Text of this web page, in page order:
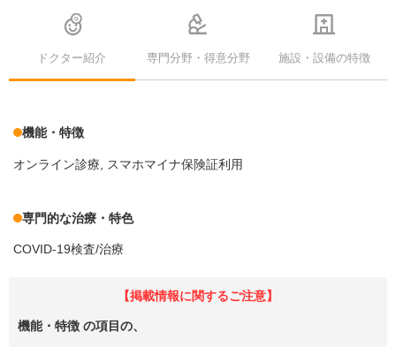
ドクター紹介 専門分野・得意分野 施設・設備の特徴
機能・特徴
オンライン診療 スマホマイナ保険証利用
専門的な治療・特色
COVID-19検査/治療
【掲載情報に関するご注意】
機能・特徴 の項目の、